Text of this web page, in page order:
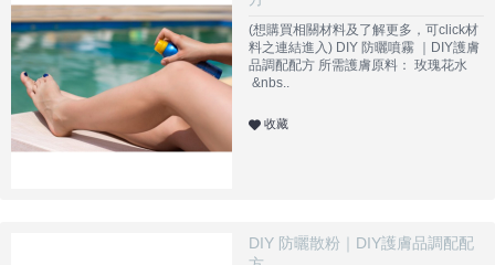
(想購買相關材料及了解更多，可click材
料之連結進入) DIY 防曬噴霧 ｜DIY護膚
品調配配方 所需護膚原料： 玫瑰花水
&nbs..
收藏
DIY 防曬散粉｜DIY護膚品調配配